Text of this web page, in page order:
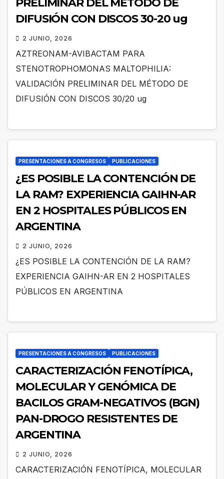
PRELIMINAR DEL MÉTODO DE
DIFUSIÓN CON DISCOS 30-20 ug
2 JUNIO, 2026
AZTREONAM-AVIBACTAM PARA
STENOTROPHOMONAS MALTOPHILIA:
VALIDACIÓN PRELIMINAR DEL MÉTODO DE
DIFUSIÓN CON DISCOS 30/20 ug
PRESENTACIONES A CONGRESOS PUBLICACIONES
¿ES POSIBLE LA CONTENCIÓN DE
LA RAM? EXPERIENCIA GAIHN-AR
EN 2 HOSPITALES PÚBLICOS EN
ARGENTINA
2 JUNIO, 2026
¿ES POSIBLE LA CONTENCIÓN DE LA RAM?
EXPERIENCIA GAIHN-AR EN 2 HOSPITALES
PÚBLICOS EN ARGENTINA
PRESENTACIONES A CONGRESOS PUBLICACIONES
CARACTERIZACIÓN FENOTÍPICA,
MOLECULAR Y GENÓMICA DE
BACILOS GRAM-NEGATIVOS (BGN)
PAN-DROGO RESISTENTES DE
ARGENTINA
2 JUNIO, 2026
CARACTERIZACIÓN FENOTÍPICA, MOLECULAR